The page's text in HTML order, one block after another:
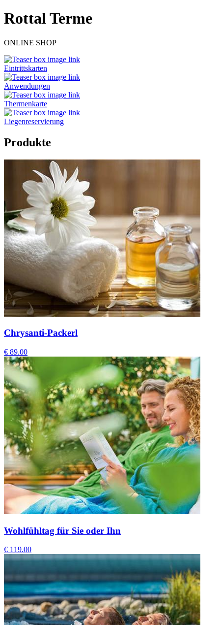
Rottal Terme
ONLINE SHOP
Eintrittskarten
Anwendungen
Thermenkarte
Liegenreservierung
Produkte
Chrysanti-Packerl
€ 89.00
Wohlfühltag für Sie oder Ihn
€ 119.00